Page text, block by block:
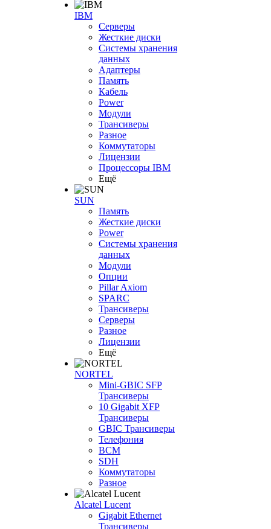
IBM
Серверы
Жесткие диски
Системы хранения
данных
Адаптеры
Память
Кабель
Power
Модули
Трансиверы
Разное
Коммутаторы
Лицензии
Процессоры IBM
Ещё
SUN
Память
Жесткие диски
Power
Системы хранения
данных
Модули
Опции
Pillar Axiom
SPARC
Трансиверы
Серверы
Разное
Лицензии
Ещё
NORTEL
Mini-GBIC SFP
Трансиверы
10 Gigabit XFP
Трансиверы
GBIC Трансиверы
Телефония
BCM
SDH
Коммутаторы
Разное
Alcatel Lucent
Gigabit Ethernet
Трансиверы